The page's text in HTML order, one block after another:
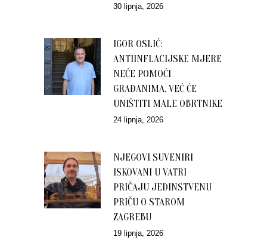
30 lipnja, 2026
IGOR OSLIĆ:
ANTIINFLACIJSKE MJERE
NEĆE POMOĆI
GRAĐANIMA, VEĆ ĆE
UNIŠTITI MALE OBRTNIKE
24 lipnja, 2026
NJEGOVI SUVENIRI
ISKOVANI U VATRI
PRIČAJU JEDINSTVENU
PRIČU O STAROM
ZAGREBU
19 lipnja, 2026